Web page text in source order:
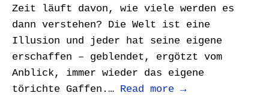
Zeit läuft davon, wie viele werden es
dann verstehen? Die Welt ist eine
Illusion und jeder hat seine eigene
erschaffen – geblendet, ergötzt vom
Anblick, immer wieder das eigene
törichte Gaffen.… Read more →